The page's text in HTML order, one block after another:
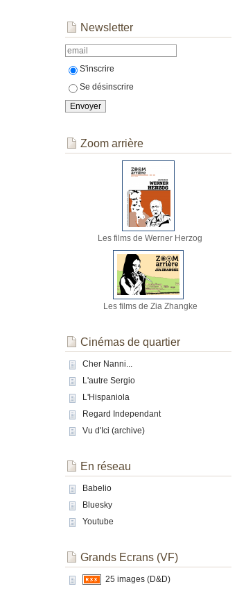
Newsletter
S'inscrire
Se désinscrire
Zoom arrière
Les films de Werner Herzog
Les films de Zia Zhangke
Cinémas de quartier
Cher Nanni...
L'autre Sergio
L'Hispaniola
Regard Independant
Vu d'Ici (archive)
En réseau
Babelio
Bluesky
Youtube
Grands Ecrans (VF)
25 images (D&D)